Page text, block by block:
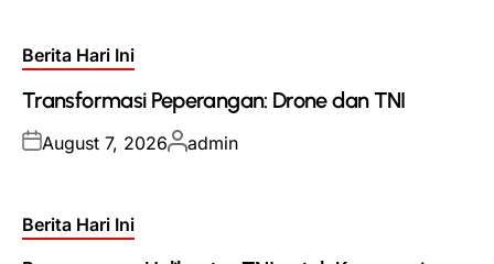
Posted
Berita Hari Ini
Transformasi Peperangan: Drone dan TNI
Posted
August 7, 2026Posted
admin
Posted
Berita Hari Ini